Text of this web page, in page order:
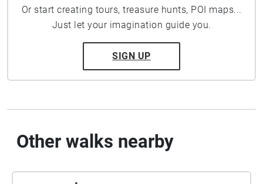
Or start creating tours, treasure hunts, POI maps...
Just let your imagination guide you.
SIGN UP
Other walks nearby